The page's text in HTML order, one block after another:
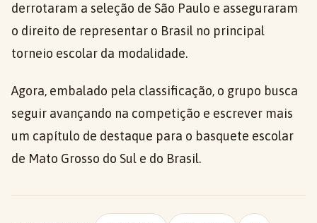
derrotaram a seleção de São Paulo e asseguraram
o direito de representar o Brasil no principal
torneio escolar da modalidade.
Agora, embalado pela classificação, o grupo busca
seguir avançando na competição e escrever mais
um capítulo de destaque para o basquete escolar
de Mato Grosso do Sul e do Brasil.